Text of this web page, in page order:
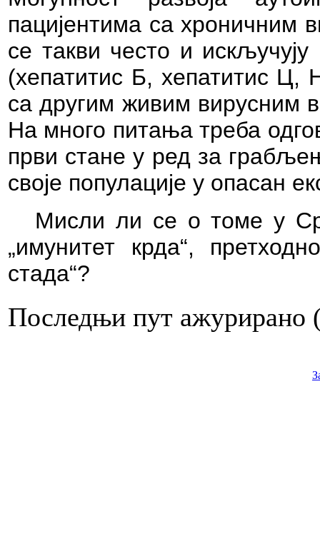
пацијентима са хроничним
се такви често и
(хепатитис Б, хепатитис Ц,
са другим живим вирусним
На много питања треба
први стане у ред за
своје популације у опасан
Мисли ли се о томе у
„имунитет крда“,
стада“?
Последњи пут ажурирано